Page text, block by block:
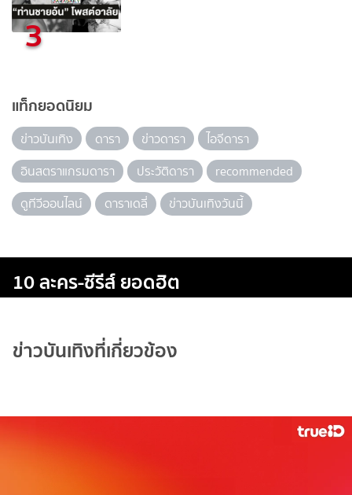
3
แท็กยอดนิยม
ข่าวบันเทิง ดารา ข่าวดารา
ไอจีดารา
อินสตราแกรมดารา
ประวัติดารา
recommended
ดูทีวีออนไลน์
ดาราเดลี่ ข่าวบันเทิงวันนี้
10 ละคร-ซีรีส์ ยอดฮิต
ข่าวบันเทิงที่เกี่ยวข้อง